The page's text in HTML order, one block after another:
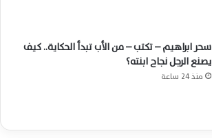
سحر ابراهيم – تكتب – من الأب تبدأ الحكاية.. كيف
يصنع الرجل نجاح ابنته؟
منذ 24 ساعة